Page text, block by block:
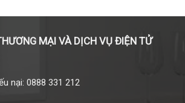
MẠI VÀ DỊCH VỤ ĐIỆN TỬ
nại: 0888 331 212